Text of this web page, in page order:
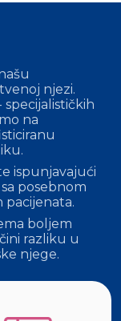
njezi.
na
ispunjavajući
posebnom
pacijenata.
boljem
razliku u
njege.